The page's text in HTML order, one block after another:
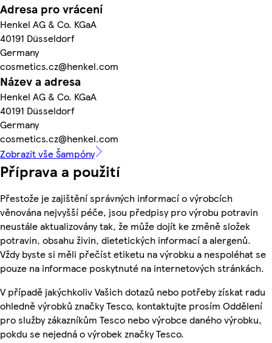
Adresa pro vrácení
Henkel AG & Co. KGaA
40191 Düsseldorf
Germany
cosmetics.cz@henkel.com
Název a adresa
Henkel AG & Co. KGaA
40191 Düsseldorf
Germany
cosmetics.cz@henkel.com
Zobrazit vše Šampóny
Příprava a použití
Přestože je zajištění správných informací o výrobcích
věnována nejvyšší péče, jsou předpisy pro výrobu potravin
neustále aktualizovány tak, že může dojít ke změně složek
potravin, obsahu živin, dietetických informací a alergenů.
Vždy byste si měli přečíst etiketu na výrobku a nespoléhat se
pouze na informace poskytnuté na internetových stránkách.
V případě jakýchkoliv Vašich dotazů nebo potřeby získat radu
ohledně výrobků značky Tesco, kontaktujte prosím Oddělení
pro služby zákazníkům Tesco nebo výrobce daného výrobku,
pokdu se nejedná o výrobek značky Tesco.